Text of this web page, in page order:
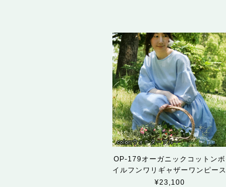
OP-179オーガニックコットンボ
イルフンワリギャザーワンピース
¥23,100